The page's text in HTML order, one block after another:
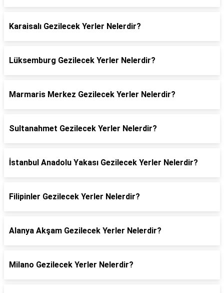
Karaisalı Gezilecek Yerler Nelerdir?
Lüksemburg Gezilecek Yerler Nelerdir?
Marmaris Merkez Gezilecek Yerler Nelerdir?
Sultanahmet Gezilecek Yerler Nelerdir?
İstanbul Anadolu Yakası Gezilecek Yerler Nelerdir?
Filipinler Gezilecek Yerler Nelerdir?
Alanya Akşam Gezilecek Yerler Nelerdir?
Milano Gezilecek Yerler Nelerdir?